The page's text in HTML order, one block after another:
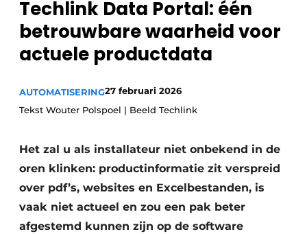
Vacature aanmelden
Vacatures
Video’s
Sanitair
Brandbeveiliging
Ventilatie
Warmtepompen
Techlink Data Portal: één
betrouwbare waarheid voor
actuele productdata
AUTOMATISERING27 februari 2026
Tekst Wouter Polspoel | Beeld Techlink
Het zal u als installateur niet onbekend in de
oren klinken: productinformatie zit verspreid
over pdf’s, websites en Excelbestanden, is
vaak niet actueel en zou een pak beter
afgestemd kunnen zijn op de software